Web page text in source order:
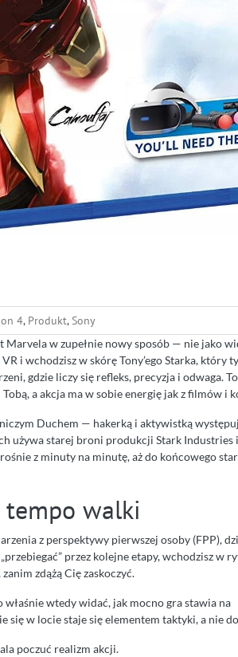
4, Produkt, Sony
Marvela w zupełnie nowy sposób — nie jako
i wchodzisz w skórę Tony’ego Starka, który
gdzie liczy się refleks, precyzja i odwaga.
a akcja ma w sobie energię jak z filmów i
Duchem — hakerką i aktywistką
używa starej broni produkcji Stark Industries
z minuty na minutę, aż do końcowego
walki
z perspektywy pierwszej osoby (FPP),
przez kolejne etapy, wchodzisz w
zdążą Cię zaskoczyć.
wtedy widać, jak mocno gra stawia na
w locie staje się elementem taktyki, a nie
poczuć realizm akcji.